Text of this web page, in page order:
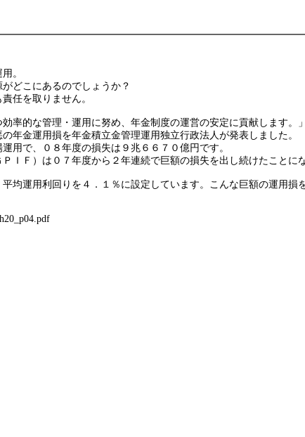
。
どこにあるのでしょうか？
任を取りません。
率的な管理・運用に努め、年金制度の運営の安定に貢献します。」
年金運用損を年金積立金管理運用独立行政法人が発表しました。
用で、０８年度の損失は９兆６６７０億円です。
ＩＦ）は０７年度から２年連続で巨額の損失を出し続けたこと
均運用利回りを４．１％に設定しています。こんな巨額の運用損